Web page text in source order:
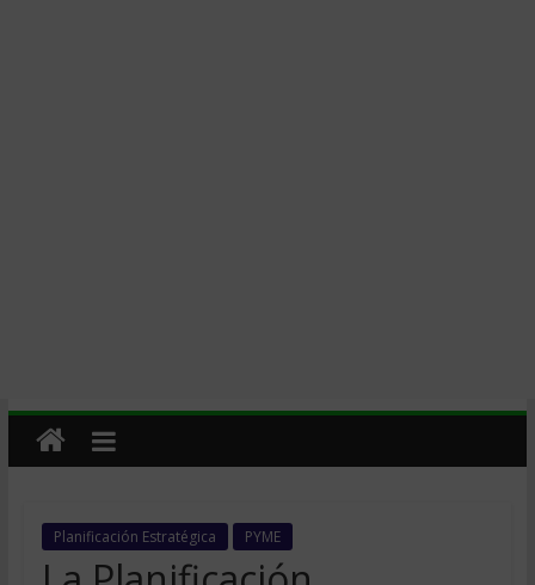
Planificación Estratégica PYME